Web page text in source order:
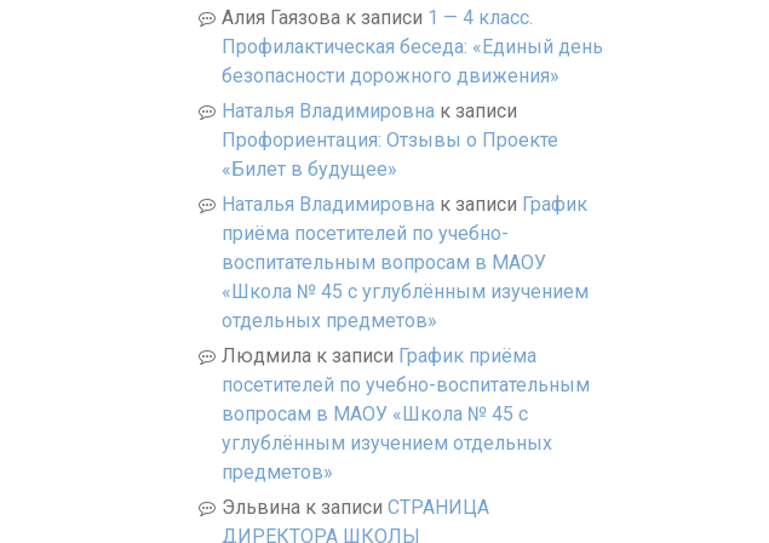
Алия Гаязова к записи 1 — 4 класс.
Профилактическая беседа: «Единый день
безопасности дорожного движения»
Наталья Владимировна к записи
Профориентация: Отзывы о Проекте
«Билет в будущее»
Наталья Владимировна к записи График
приёма посетителей по учебно-
воспитательным вопросам в МАОУ
«Школа № 45 с углублённым изучением
отдельных предметов»
Людмила к записи График приёма
посетителей по учебно-воспитательным
вопросам в МАОУ «Школа № 45 с
углублённым изучением отдельных
предметов»
Эльвина к записи СТРАНИЦА
ДИРЕКТОРА ШКОЛЫ